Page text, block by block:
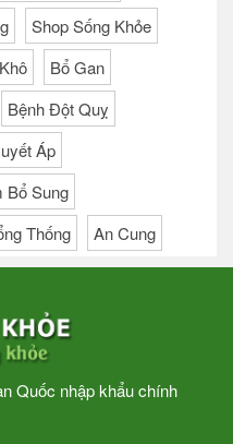
Shop Sống Khỏe
Bổ Gan
Bệnh Đột Quỵ
Áp
Bổ Sung
Thống An Cung
Quốc nhập khẩu chính